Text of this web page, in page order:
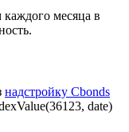
месяца в
надстройку Cbonds
date)